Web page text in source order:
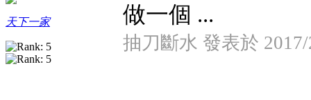
天下一家
做一個 ...
抽刀斷水 發表於